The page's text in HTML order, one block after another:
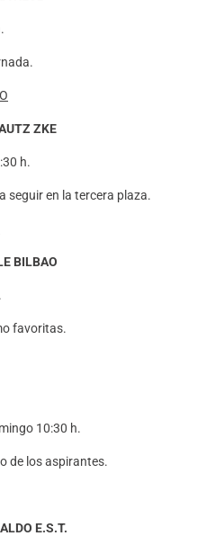
ZKE
h.
seguir en la tercera plaza.
BILBAO
favoritas.
10:30 h.
de los aspirantes.
E.S.T.